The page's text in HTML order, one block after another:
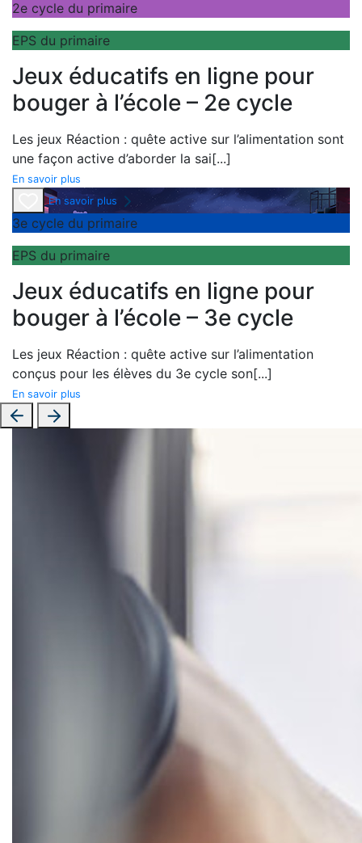
2e cycle du primaire
EPS du primaire
Jeux éducatifs en ligne pour
bouger à l’école – 2e cycle
Les jeux Réaction : quête active sur l’alimentation sont
une façon active d’aborder la sai[...]
En savoir plus
En savoir plus
3e cycle du primaire
EPS du primaire
Jeux éducatifs en ligne pour
bouger à l’école – 3e cycle
Les jeux Réaction : quête active sur l’alimentation
conçus pour les élèves du 3e cycle son[...]
En savoir plus